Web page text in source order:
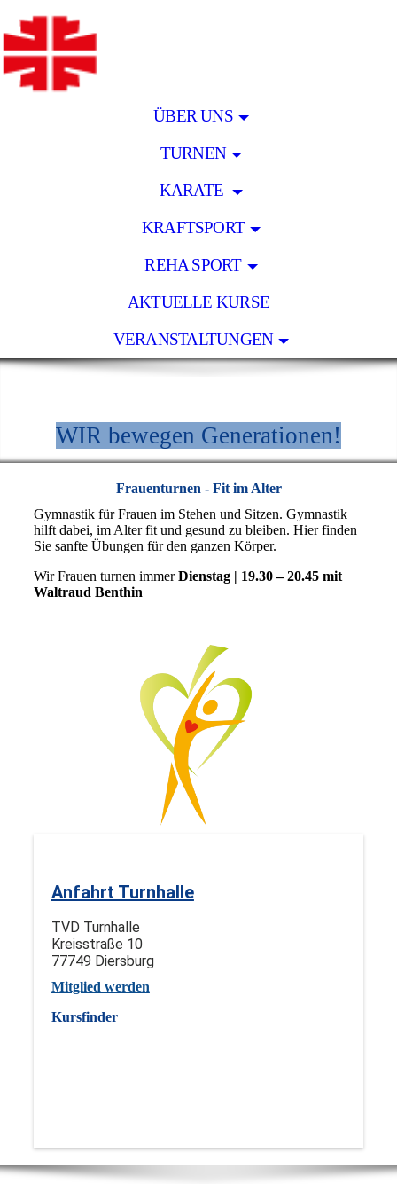
ÜBER UNS
TURNEN
KARATE
KRAFTSPORT
REHA SPORT
AKTUELLE KURSE
VERANSTALTUNGEN
WIR bewegen Generationen!
Frauenturnen - Fit im Alter
Gymnastik für Frauen im Stehen und Sitzen. Gymnastik
hilft dabei, im Alter fit und gesund zu bleiben. Hier finden
Sie sanfte Übungen für den ganzen Körper.
Wir Frauen turnen immerDienstag | 19.30 – 20.45 mit
Waltraud Benthin
Anfahrt Turnhalle
TVD Turnhalle
Kreisstraße 10
77749 Diersburg
Mitglied werden
Kursfinder